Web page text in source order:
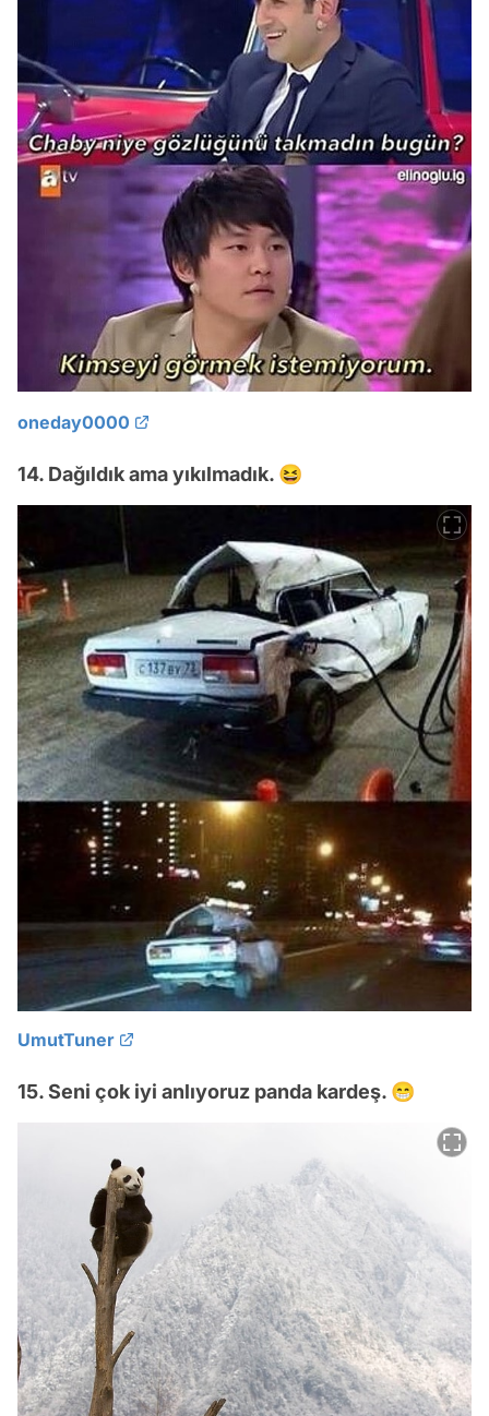
oneday0000
14. Dağıldık ama yıkılmadık. 😆
UmutTuner
15. Seni çok iyi anlıyoruz panda kardeş. 😁